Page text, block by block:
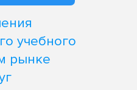
учебного
рынке